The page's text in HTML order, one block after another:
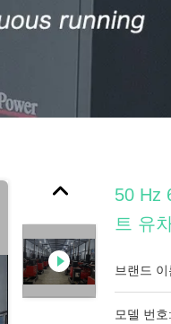
50 Hz
트 유
브랜드 이
모델 번호: